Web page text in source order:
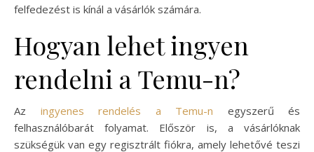
felfedezést is kínál a vásárlók számára.
Hogyan lehet ingyen
rendelni a Temu-n?
Az ingyenes rendelés a Temu-n egyszerű és
felhasználóbarát folyamat. Először is, a vásárlóknak
szükségük van egy regisztrált fiókra, amely lehetővé teszi